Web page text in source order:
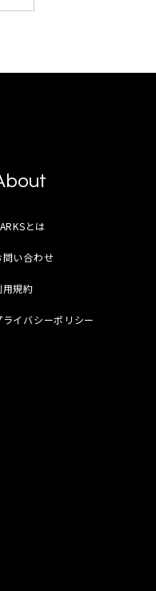
とは
問い合わせ
用規約
ライバシーポリシー